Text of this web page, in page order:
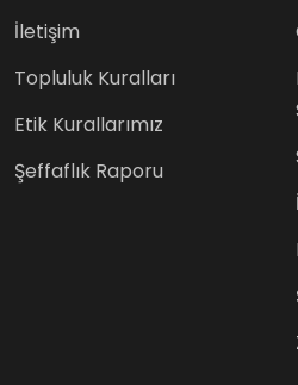
İletişim
Topluluk Kuralları
Etik Kurallarımız
Şeffaflık Raporu